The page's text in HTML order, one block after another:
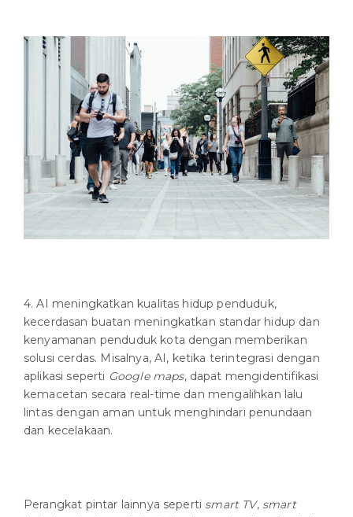
4. AI meningkatkan kualitas hidup penduduk,
kecerdasan buatan meningkatkan standar hidup dan
kenyamanan penduduk kota dengan memberikan
solusi cerdas. Misalnya, AI, ketika terintegrasi dengan
aplikasi seperti Google maps, dapat mengidentifikasi
kemacetan secara real-time dan mengalihkan lalu
lintas dengan aman untuk menghindari penundaan
dan kecelakaan.
Perangkat pintar lainnya seperti smart TV, smart